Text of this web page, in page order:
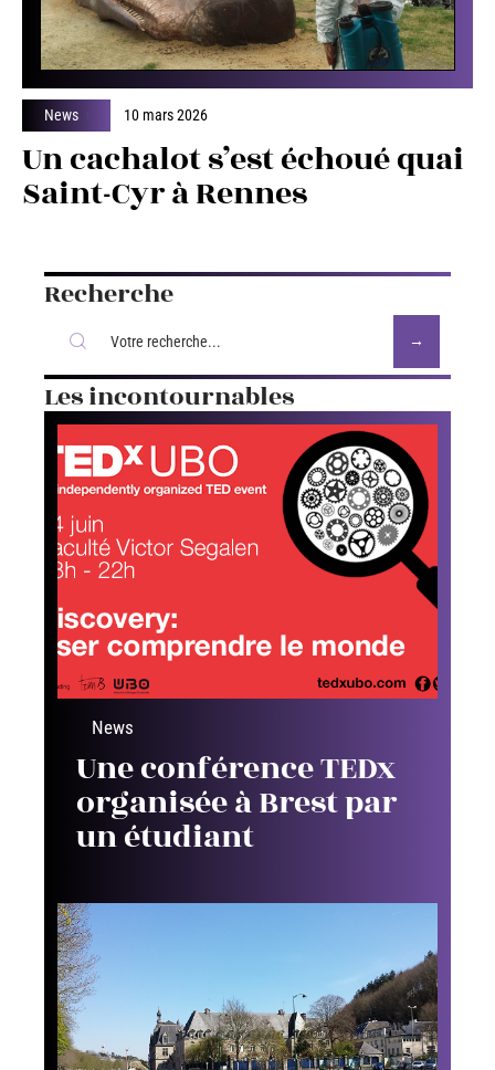
News 10 mars 2026
Un cachalot s’est échoué quai
Saint-Cyr à Rennes
Recherche
Les incontournables
News
Une conférence TEDx
organisée à Brest par
un étudiant